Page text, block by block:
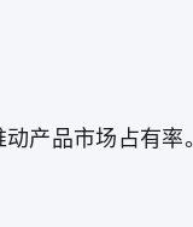
产品市场占有